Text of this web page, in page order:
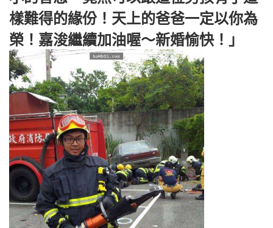
樣難得的緣份！天上的爸爸一定以你為
榮！嘉浚繼續加油喔～新婚愉快！」